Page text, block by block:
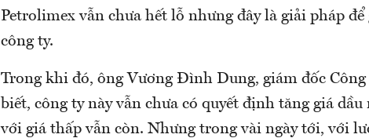
Petrolimex vẫn chưa hết lỗ nhưng đây là giải pháp
công ty.
Trong khi đó, ông Vương Đình Dung, giám đốc Công
biết, công ty này vẫn chưa có quyết định tăng giá
với giá thấp vẫn còn. Nhưng trong vài ngày tới, với